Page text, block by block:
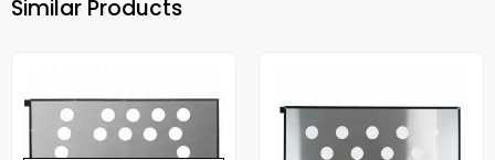
Similar Products